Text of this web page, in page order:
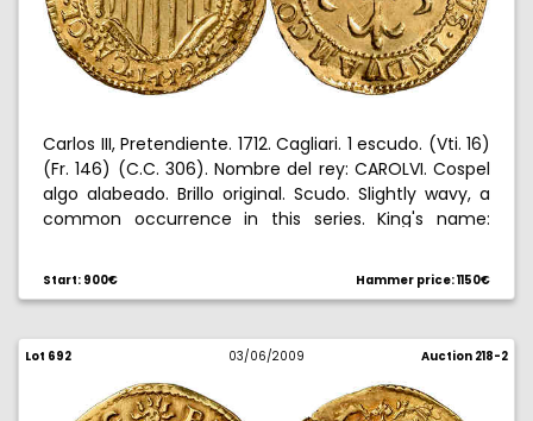
Carlos III, Pretendiente. 1712. Cagliari. 1 escudo. (Vti. 16)
(Fr. 146) (C.C. 306). Nombre del rey: CAROLVI. Cospel
algo alabeado. Brillo original. Scudo. Slightly wavy, a
common occurrence in this series. King's name:
title. No dot after CONFVS. Extremely fine and choice.
It retains original luster. Escasa. EBC+.
Start: 900€ Hammer price: 1150€
Lot 692 03/06/2009 Auction 218-2